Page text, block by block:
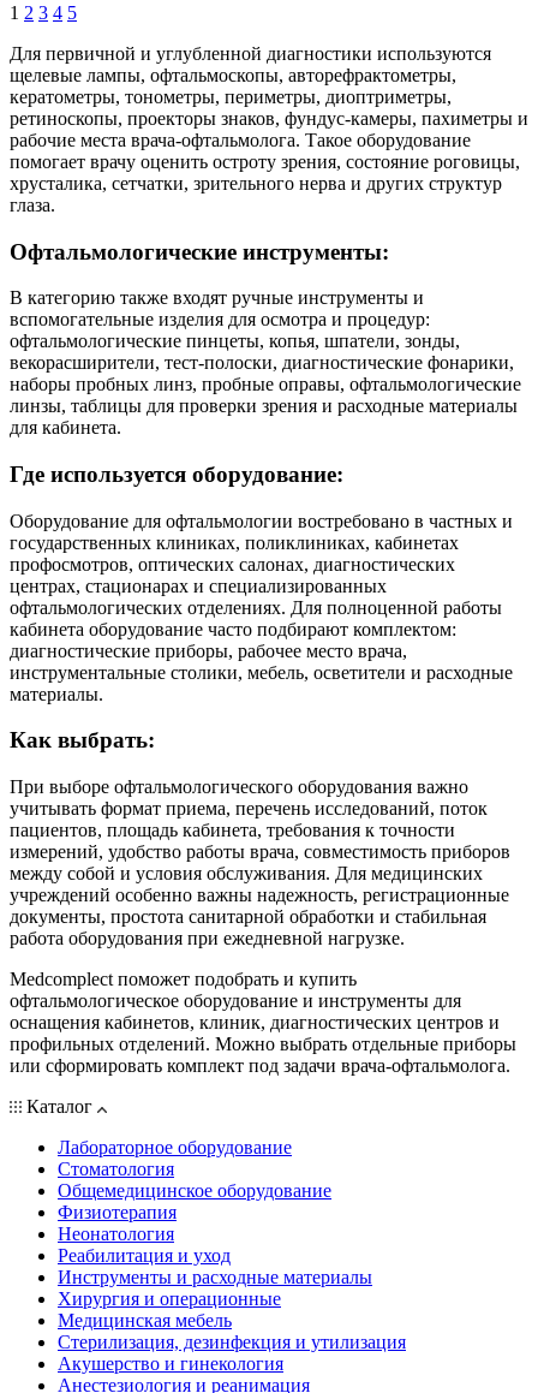
1 2 3 4 5
Для первичной и углубленной диагностики используются
щелевые лампы, офтальмоскопы, авторефрактометры,
кератометры, тонометры, периметры, диоптриметры,
ретиноскопы, проекторы знаков, фундус-камеры, пахиметры и
рабочие места врача-офтальмолога. Такое оборудование
помогает врачу оценить остроту зрения, состояние роговицы,
хрусталика, сетчатки, зрительного нерва и других структур
глаза.
Офтальмологические инструменты:
В категорию также входят ручные инструменты и
вспомогательные изделия для осмотра и процедур:
офтальмологические пинцеты, копья, шпатели, зонды,
векорасширители, тест-полоски, диагностические фонарики,
наборы пробных линз, пробные оправы, офтальмологические
линзы, таблицы для проверки зрения и расходные материалы
для кабинета.
Где используется оборудование:
Оборудование для офтальмологии востребовано в частных и
государственных клиниках, поликлиниках, кабинетах
профосмотров, оптических салонах, диагностических
центрах, стационарах и специализированных
офтальмологических отделениях. Для полноценной работы
кабинета оборудование часто подбирают комплектом:
диагностические приборы, рабочее место врача,
инструментальные столики, мебель, осветители и расходные
материалы.
Как выбрать:
При выборе офтальмологического оборудования важно
учитывать формат приема, перечень исследований, поток
пациентов, площадь кабинета, требования к точности
измерений, удобство работы врача, совместимость приборов
между собой и условия обслуживания. Для медицинских
учреждений особенно важны надежность, регистрационные
документы, простота санитарной обработки и стабильная
работа оборудования при ежедневной нагрузке.
Medcomplect поможет подобрать и купить
офтальмологическое оборудование и инструменты для
оснащения кабинетов, клиник, диагностических центров и
профильных отделений. Можно выбрать отдельные приборы
или сформировать комплект под задачи врача-офтальмолога.
Каталог
Лабораторное оборудование
Стоматология
Общемедицинское оборудование
Физиотерапия
Неонатология
Реабилитация и уход
Инструменты и расходные материалы
Хирургия и операционные
Медицинская мебель
Стерилизация, дезинфекция и утилизация
Акушерство и гинекология
Анестезиология и реанимация